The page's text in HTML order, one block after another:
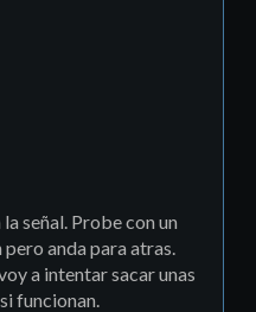
señal. Probe con un
anda para atras.
a intentar sacar unas
funcionan.